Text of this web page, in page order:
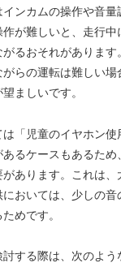
ンカムの操作や音
が難しいと、走行中
がるおそれがありま
らの運転は難しい
ましいです。
「児童のイヤホン使
るケースもあるた
あります。これは、
おいては、少しの
めです。
する際は、次のよ